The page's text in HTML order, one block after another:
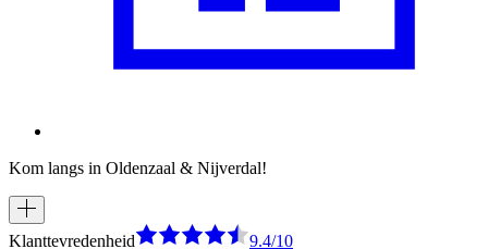
Kom langs in Oldenzaal & Nijverdal!
Klanttevredenheid
9.4/10